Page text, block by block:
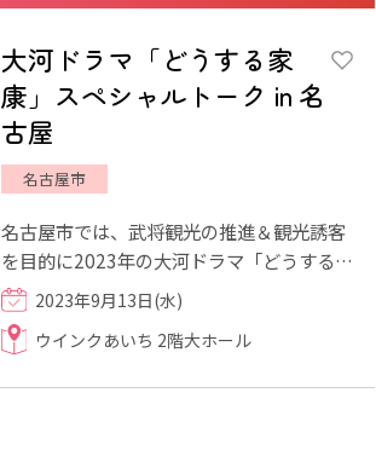
大河ドラマ「どうする家
康」スペシャルトーク in 名
古屋
名古屋市
名古屋市では、武将観光の推進＆観光誘客
を目的に2023年の大河ドラマ「どうする家
康」の観光プロモーションを実施していま
す。その1つとして「大河...
2023年9月13日(水)
ウインクあいち 2階大ホール